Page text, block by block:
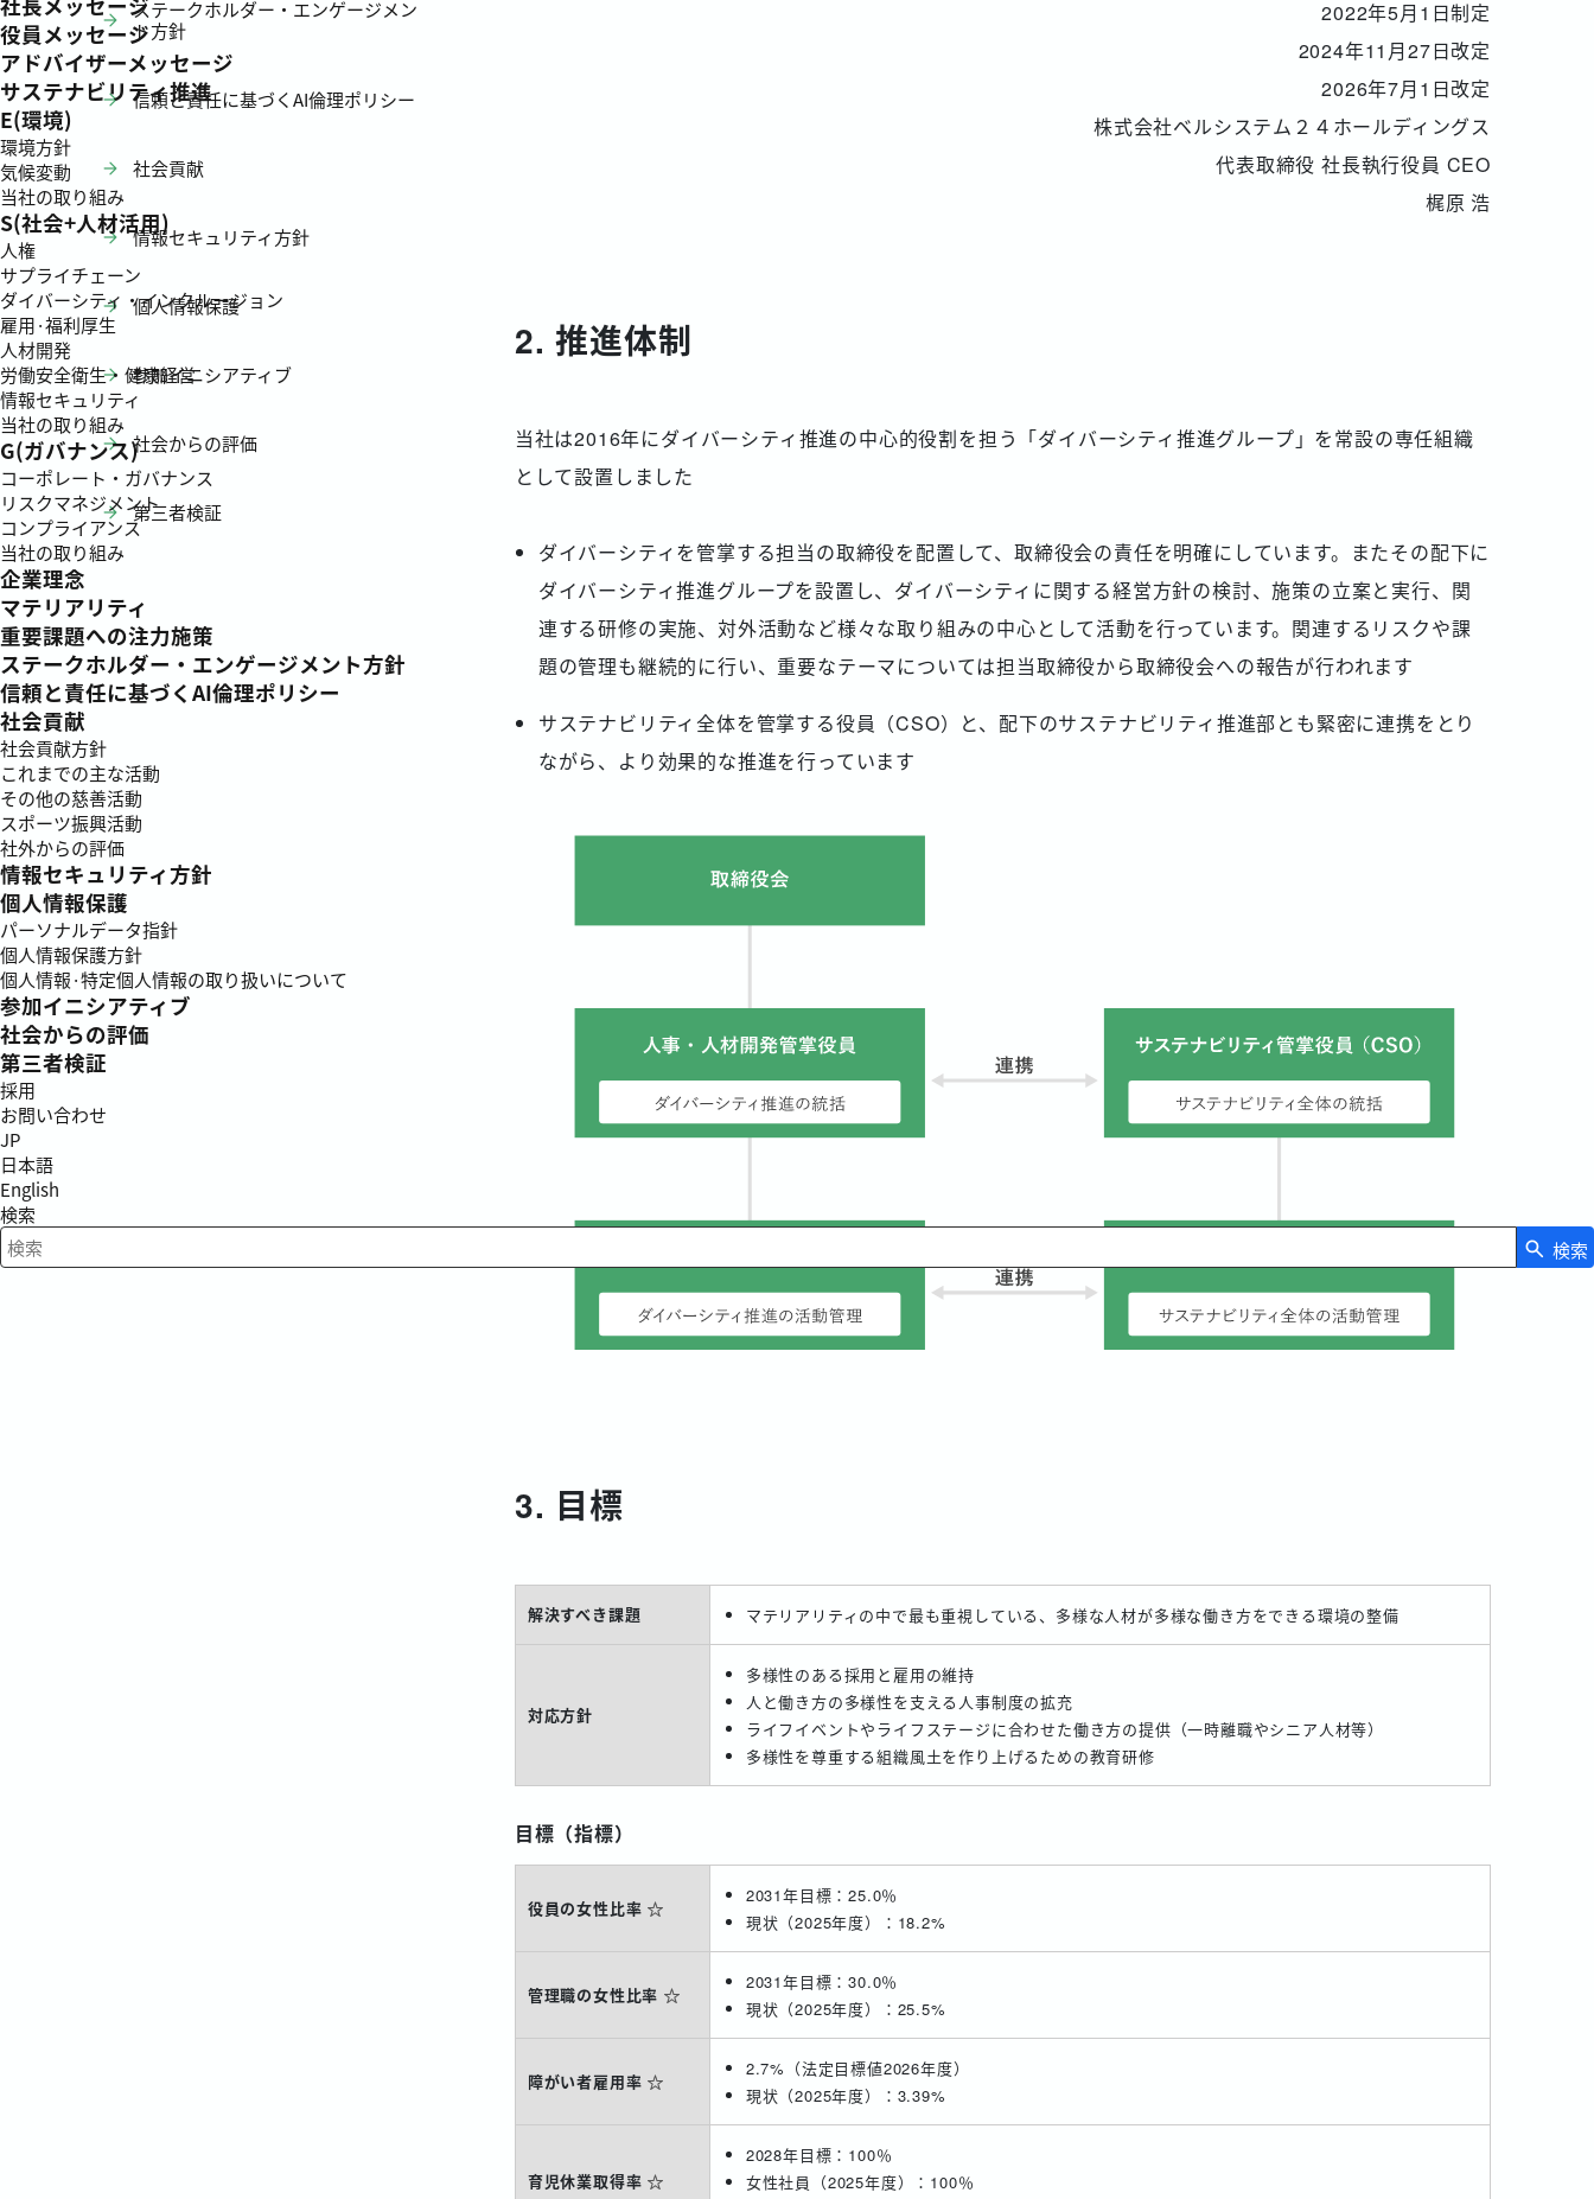
役員メッセージ
アドバイザーメッセージ
サステナビリティ推進
E(環境)
環境方針
気候変動
当社の取り組み
S(社会+人材活用)
人権
サプライチェーン
ダイバーシティ・インクルージョン
雇用·福利厚生
人材開発
労働安全衛生・健康経営
情報セキュリティ
当社の取り組み
G(ガバナンス)
コーポレート・ガバナンス
リスクマネジメント
コンプライアンス
当社の取り組み
企業理念
マテリアリティ
重要課題への注力施策
ステークホルダー・エンゲージメント方針
信頼と責任に基づくAI倫理ポリシー
社会貢献
社会貢献方針
これまでの主な活動
その他の慈善活動
スポーツ振興活動
社外からの評価
情報セキュリティ方針
個人情報保護
パーソナルデータ指針
個人情報保護方針
個人情報·特定個人情報の取り扱いについて
参加イニシアティブ
社会からの評価
第三者検証
採用
お問い合わせ
JP
日本語
English
検索
検索キーワード入力
検索
ステークホルダー・エンゲージメン
ト方針
信頼と責任に基づくAI倫理ポリシー
社会貢献
情報セキュリティ方針
個人情報保護
参加イニシアティブ
社会からの評価
第三者検証
2022年5月1日制定
2024年11月27日改定
2026年7月1日改定
株式会社ベルシステム２４ホールディングス
代表取締役 社長執行役員 CEO
梶原 浩
2. 推進体制
当社は2016年にダイバーシティ推進の中心的役割を担う「ダイバーシティ推進グループ」を常設の専任組織
として設置しました
ダイバーシティを管掌する担当の取締役を配置して、取締役会の責任を明確にしています。またその配下に
ダイバーシティ推進グループを設置し、ダイバーシティに関する経営方針の検討、施策の立案と実行、関
連する研修の実施、対外活動など様々な取り組みの中心として活動を行っています。関連するリスクや課
題の管理も継続的に行い、重要なテーマについては担当取締役から取締役会への報告が行われます
サステナビリティ全体を管掌する役員（CSO）と、配下のサステナビリティ推進部とも緊密に連携をとり
ながら、より効果的な推進を行っています
3. 目標
解決すべき課題 マテリアリティの中で最も重視している、多様な人材が多様な働き方をできる環境の整備
対応方針
多様性のある採用と雇用の維持
人と働き方の多様性を支える人事制度の拡充
ライフイベントやライフステージに合わせた働き方の提供（一時離職やシニア人材等）
多様性を尊重する組織風土を作り上げるための教育研修
目標（指標）
役員の女性比率★
2031年目標：25.0％
現状（2025年度）：18.2%
管理職の女性比率★
2031年目標：30.0％
現状（2025年度）：25.5%
障がい者雇用率★
2.7%（法定目標値2026年度）
現状（2025年度）：3.39%
育児休業取得率★
2028年目標：100％
女性社員（2025年度）：100％